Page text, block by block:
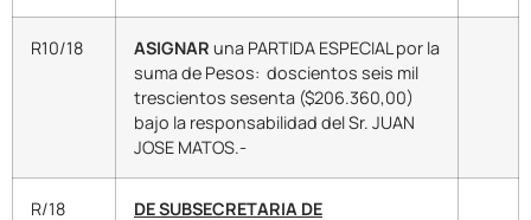
R10/18 ASIGNAR una PARTIDA ESPECIAL por la
suma de Pesos: doscientos seis mil
trescientos sesenta ($206.360,00)
bajo la responsabilidad del Sr. JUAN
JOSE MATOS.-
R/18
DE SUBSECRETARIA DE